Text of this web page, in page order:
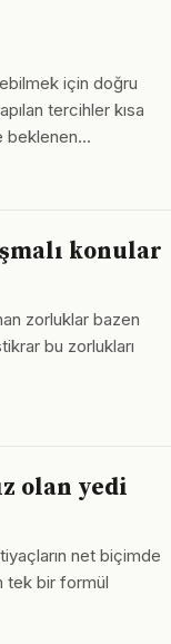
için doğru
tercihler kısa
beklenen…
konular
zorluklar bazen
bu zorlukları
olan yedi
net biçimde
tek bir formül